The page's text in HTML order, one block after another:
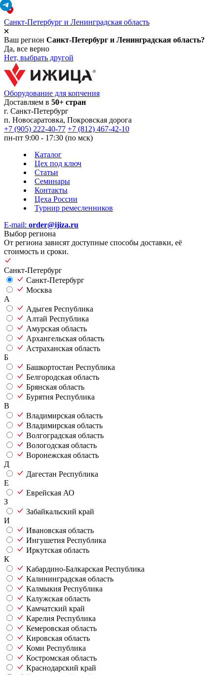
Санкт-Петербург и Ленинградская область
Ваш регион Санкт-Петербург и Ленинградская область?
Да, все верно
Нет, выбрать другой
Оборудование для копчения
Доставляем в 50+ стран
г. Санкт-Петербург
п. Новосаратовка, Покровская дорога
+7 (905) 222-40-77 +7 (812) 467-42-10
пн-пт 9:00 - 17:30 (по мск)
Каталог
Цех под ключ
Статьи
Семинары
Контакты
Цеха России
Турнир ремесленников
E-mail: order@ijiza.ru
Выбор региона
От региона зависят доступные способы доставки, её
стоимость и сроки.
Санкт-Петербург
Санкт-Петербург
Москва
А
Адыгея Республика
Алтай Республика
Амурская область
Архангельская область
Астраханская область
Б
Башкортостан Республика
Белгородская область
Брянская область
Бурятия Республика
В
Владимирская область
Владимирская область
Волгоградская область
Вологодская область
Воронежская область
Д
Дагестан Республика
Е
Еврейская АО
З
Забайкальский край
И
Ивановская область
Ингушетия Республика
Иркутская область
К
Кабардино-Балкарская Республика
Калининградская область
Калмыкия Республика
Калужская область
Камчатский край
Карелия Республика
Кемеровская область
Кировская область
Коми Республика
Костромская область
Краснодарский край